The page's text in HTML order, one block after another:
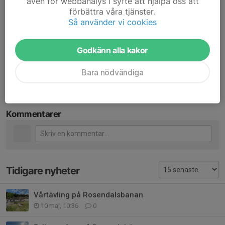
albumet.
fantastiskt härlig och rolig dag .
Kommentarer
Tidigare nyheter
Vårtävling på Rosendalsbanan
10 maj, 10:36 0
förbättra våra tjänster.
Så använder vi cookies
Godkänn alla kakor
Bara nödvändiga